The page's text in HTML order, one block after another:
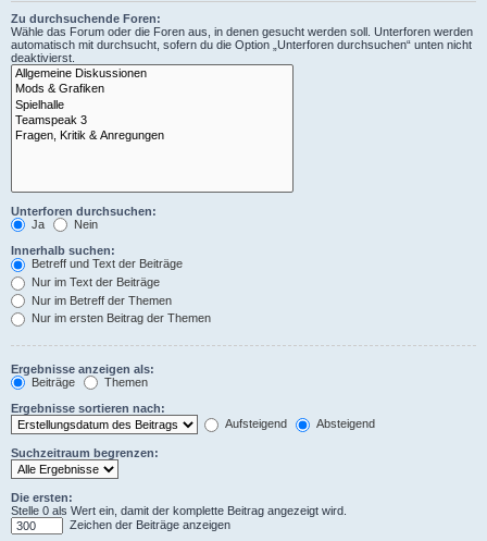
Zu durchsuchende Foren:
Wähle das Forum oder die Foren aus, in denen gesucht werden soll. Unterforen werden
automatisch mit durchsucht, sofern du die Option „Unterforen durchsuchen“ unten nicht
deaktivierst.
Unterforen durchsuchen:
Ja
Nein
Innerhalb suchen:
Betreff und Text der Beiträge
Nur im Text der Beiträge
Nur im Betreff der Themen
Nur im ersten Beitrag der Themen
Ergebnisse anzeigen als:
Beiträge
Themen
Ergebnisse sortieren nach:
Aufsteigend
Absteigend
Suchzeitraum begrenzen:
Die ersten:
Stelle 0 als Wert ein, damit der komplette Beitrag angezeigt wird.
Zeichen der Beiträge anzeigen